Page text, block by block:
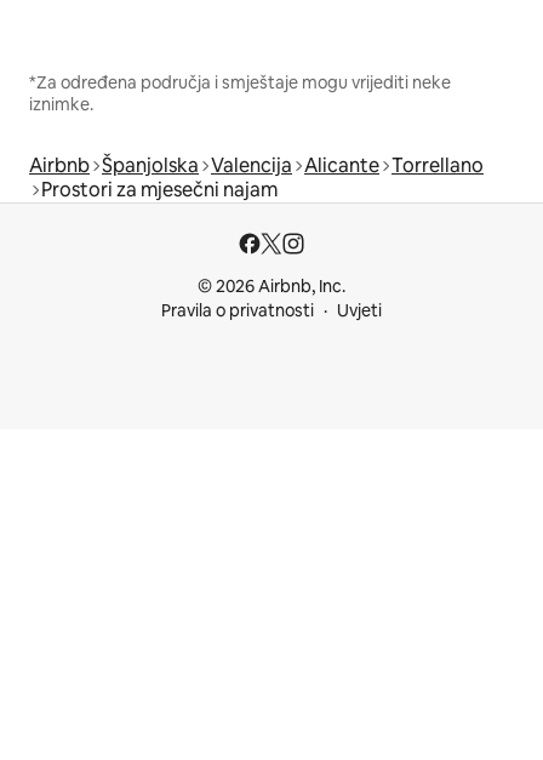
*Za određena područja i smještaje mogu vrijediti neke
iznimke.
Airbnb Španjolska Valencija Alicante Torrellano
Prostori za mjesečni najam
© 2026 Airbnb, Inc.
Pravila o privatnosti
Uvjeti